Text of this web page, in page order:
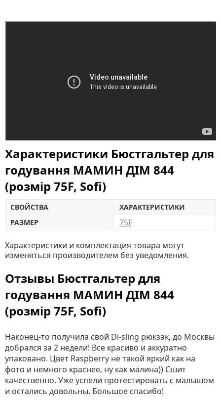
Характеристики Бюстгальтер для
годування МАМИН ДІМ 844
(розмір 75F, Sofi)
СВОЙСТВА
ХАРАКТЕРИСТИКИ
РАЗМЕР
75F
Характеристики и комплектация товара могут
изменяться производителем без уведомления.
Отзывы Бюстгальтер для
годування МАМИН ДІМ 844
(розмір 75F, Sofi)
Наконец-то получила свой Di-sling рюкзак, до Москвы
добрался за 2 недели! Все красиво и аккуратно
упаковано. Цвет Raspberry не такой яркий как на
фото и немного краснее, ну как малина)) Сшит
качественно. Уже успели протестировать с малышом
и остались довольны. Большое спасибо!